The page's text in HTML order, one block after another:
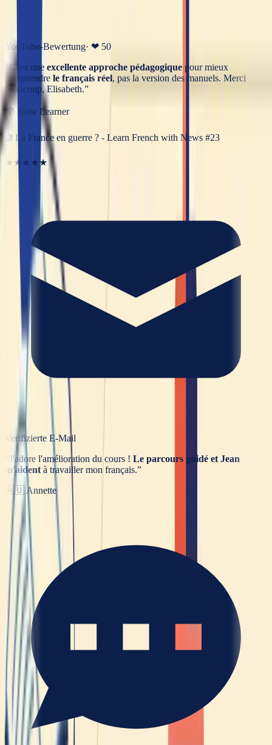
YouTube-Bewertung· ❤ 50
“C'est une excellente approche pédagogique pour mieux
comprendre le français réel, pas la version des manuels. Merci
beaucoup, Elisabeth.”
🌍 Slow Learner
🎬 La France en guerre ? - Learn French with News #23
★★★★★
Verifizierte E-Mail
J'adore l'amélioration du cours ! Le parcours guidé et Jean
m'aident à travailler mon français.”
🇦🇺 Annette